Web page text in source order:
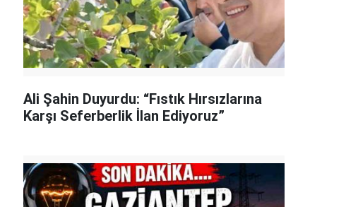
Ali Şahin Duyurdu: “Fıstık Hırsızlarına
Karşı Seferberlik İlan Ediyoruz”